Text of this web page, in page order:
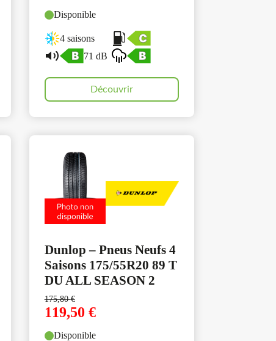
Disponible
4 saisons
71 dB
Découvrir
Dunlop – Pneus Neufs 4
Saisons 175/55R20 89 T
DU ALL SEASON 2
175,80€
119,50 €
Disponible